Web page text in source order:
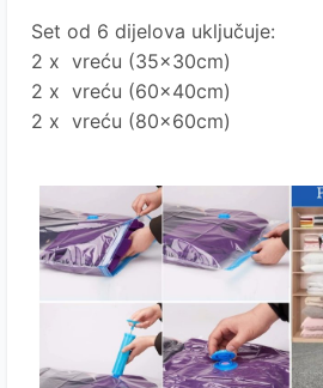
Set od 6 dijelova uključuje:
2 x vreću (35x30cm)
2 x vreću (60x40cm)
2 x vreću (80x60cm)